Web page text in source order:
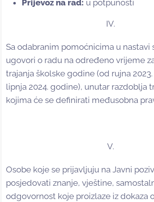
Prijevoz na rad: u potpunosti
IV.
Sa odabranim pomoćnicima u nastavi
ugovori o radu na određeno vrijeme
trajanja školske godine (od rujna
lipnja 2024. godine), unutar razdoblja
kojima će se definirati međusobna
V.
Osobe koje se prijavljuju na Javni
posjedovati znanje, vještine,
odgovornost koje proizlaze iz dokaza